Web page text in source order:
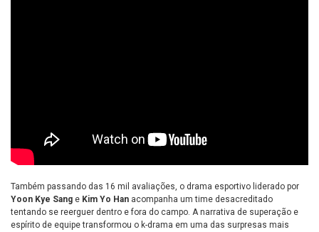
Também passando das 16 mil avaliações, o drama esportivo liderado por
Yoon Kye Sang e Kim Yo Han acompanha um time desacreditado
tentando se reerguer dentro e fora do campo. A narrativa de superação e
espírito de equipe transformou o k-drama em uma das surpresas mais